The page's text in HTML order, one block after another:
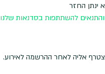
והתנאים להשתתפות בסדנאות שלנו
אליה לאחר ההרשמה לאירוע.